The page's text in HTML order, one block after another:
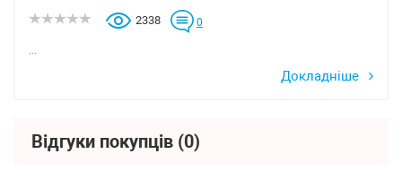
2338 0
...
Докладніше
Відгуки покупців (0)